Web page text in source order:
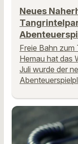
Neues
Freie Bahn zum
Hemau hat das
Juli wurde der